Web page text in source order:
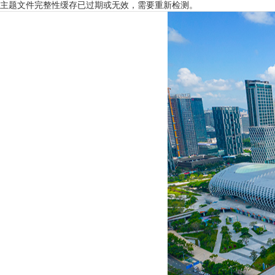
主题文件完整性缓存已过期或无效，需要重新检测。